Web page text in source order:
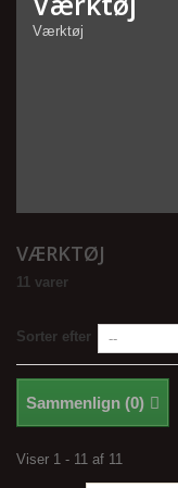
Værktøj
VÆRKTØJ
11 varer
Sorter efter
Sammenlign (0)
Viser 1 - 11 af 11